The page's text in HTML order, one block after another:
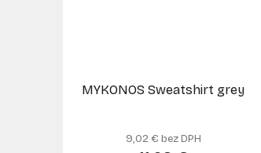
MYKONOS Sweatshirt grey
9,02 € bez DPH